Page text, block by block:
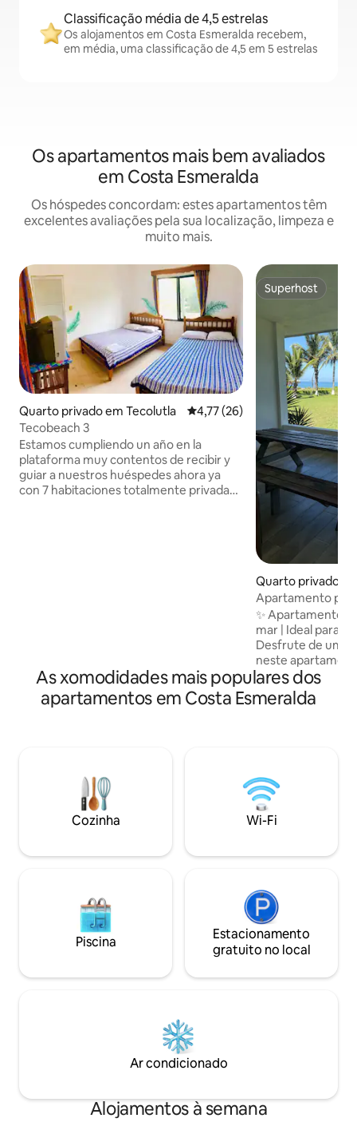
Classificação média de 4,5 estrelas
Os alojamentos em Costa Esmeralda recebem,
em média, uma classificação de 4,5 em 5 estrelas
Os apartamentos mais bem avaliados
em Costa Esmeralda
Os hóspedes concordam: estes apartamentos têm
excelentes avaliações pela sua localização, limpeza e
muito mais.
Quarto privado em Tecolutla Classificação média de 4,77
4,77 (26)
Tecobeach 3
Estamos cumpliendo un año en la
plataforma muy contentos de recibir y
guiar a nuestros huéspedes ahora ya
con 7 habitaciones totalmente privadas
Superhost
Superhost
Quarto privado
Apartamento
ao mar.
✨ Apartamento
mar | Ideal para
Desfrute de
neste
espaçoso para
a poucos passos
famílias ou
sol e mar. Pode
comuns ideais
As xomodidades mais populares dos
apartamentos em Costa Esmeralda
Cozinha Wi-Fi
Piscina
Estacionamento
gratuito no local
Ar condicionado
Alojamentos à semana